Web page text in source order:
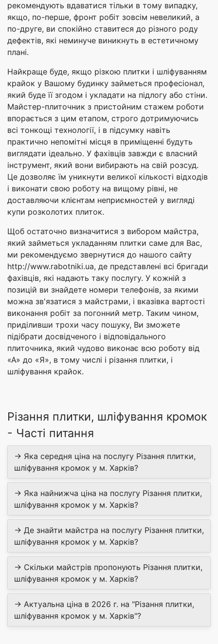
рекомендують вдаватися тільки в тому випадку,
якщо, по-перше, фронт робіт зовсім невеликий, а
по-друге, ви спокійно ставитеся до різного роду
дефектів, які неминуче виникнуть в естетичному
плані.
Найкраще буде, якщо різкою плитки і шліфуванням
крайок у Вашому будинку займеться професіонал,
який буде її згодом і укладати на підлогу або стіни.
Майстер-плиточник з пристойним стажем роботи
впорається з цим етапом, строго дотримуючись
всі тонкощі технології, і в підсумку навіть
практично непомітні місця в приміщенні будуть
виглядати ідеально. У фахівців завжди є власний
інструмент, який вони вибирають на свій розсуд.
Це дозволяє їм уникнути великої кількості відходів
і виконати свою роботу на вищому рівні, не
доставляючи клієнтам неприємностей у вигляді
купи розколотих плиток.
Щоб остаточно визначитися з вибором майстра,
який займеться укладанням плитки саме для Вас,
ми рекомендуємо звернутися до нашого сайту
http://www.rabotniki.ua, де представлені всі бригади
фахівців, які надають таку послугу. У кожній з
позицій ви знайдете номери телефонів, за якими
можна зв'язатися з майстрами, і вказівка вартості
виконання робіт за погонний метр. Таким чином,
приділивши трохи часу пошуку, Ви зможете
підібрати досвідченого і відповідального
плиточника, який чудово виконає всю роботу від
«А» до «Я», в тому числі і різання плитки, і
шліфування крайок.
Різання плитки, шліфування кромок
- Часті питання
→ Яка середня ціна на послугу Різання плитки,
шліфування кромок у м. Харків?
→ Яка найнижча ціна на послугу Різання плитки,
шліфування кромок у м. Харків?
→ Де знайти майстра на послугу Різання плитки,
шліфування кромок у м. Харків?
→ Скільки майстрів пропонують Різання плитки,
шліфування кромок у м. Харків?
→ Актуальна ціна в 2026 г. на "Різання плитки,
шліфування кромок у м. Харків"?